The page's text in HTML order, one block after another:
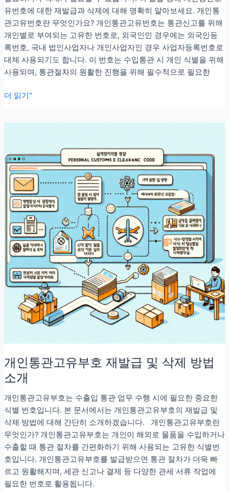
유번호에 대한 재발급과 삭제에 대해 명확히 알아보세요. 개인통
관고유번호란 무엇인가요? 개인통관고유번호는 통관신고를 위해
개인별로 부여되는 고유한 번호로, 외국인인 경우에는 외국인등
록번호, 국내 법인사업자나 개인사업자인 경우 사업자등록번호로
대체 사용되기도 합니다. 이 번호는 수입통관 시 개인 식별을 위해
사용되며, 통관절차의 원활한 진행을 위해 필수적으로 필요한
개
유
번
호
재
발
급?
제?
헷
갈
리
끝!
더 읽기"
개인통관고유부호 재발급 및 삭제 방법
소개
개인통관고유부호는 수출입 통관 업무 수행 시에 필요한 중요한
식별 번호입니다. 본 문서에서는 개인통관고유부호의 재발급 및
삭제 방법에 대해 간단히 소개하겠습니다. 개인통관고유부호란
무엇인가? 개인통관고유부호는 개인이 해외로 물품을 수입하거나
수출할 때 통관 절차를 간편화하기 위해 사용되는 고유한 식별번
호입니다. 개인통관고유부호를 발급받으면 통관 절차가 더욱 빠
르고 원활해지며, 세관 신고나 결제 등 다양한 관세 서류 작업에
필요한 번호로 활용됩니다.